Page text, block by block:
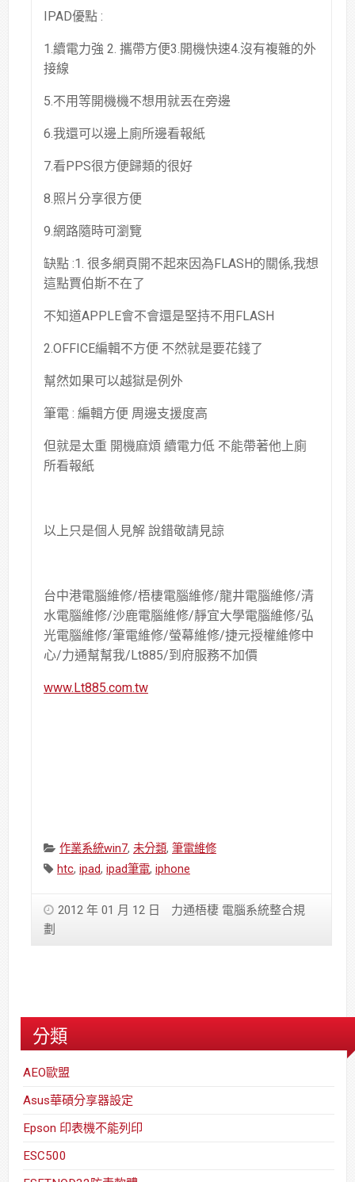
IPAD優點 :
1.續電力強 2. 攜帶方便3.開機快速4.沒有複雜的外
接線
5.不用等開機機不想用就丟在旁邊
6.我還可以邊上廁所邊看報紙
7.看PPS很方便歸類的很好
8.照片分享很方便
9.網路隨時可瀏覽
缺點 :1. 很多網頁開不起來因為FLASH的關係,我想
這點賈伯斯不在了
不知道APPLE會不會還是堅持不用FLASH
2.OFFICE編輯不方便 不然就是要花錢了
幫然如果可以越獄是例外
筆電 : 編輯方便 周邊支援度高
但就是太重 開機麻煩 續電力低 不能帶著他上廁
所看報紙
以上只是個人見解 說錯敬請見諒
台中港電腦維修/梧棲電腦維修/龍井電腦維修/清
水電腦維修/沙鹿電腦維修/靜宜大學電腦維修/弘
光電腦維修/筆電維修/螢幕維修/捷元授權維修中
心/力通幫幫我/Lt885/到府服務不加價
www.Lt885.com.tw
Categories:
作業系統win7, 未分類, 筆電維修
Tags:
htc, ipad, ipad筆電, iphone
2012 年 01 月 12 日
力通梧棲 電腦系統整合規
劃
分類
AEO歐盟
Asus華碩分享器設定
Epson 印表機不能列印
ESC500